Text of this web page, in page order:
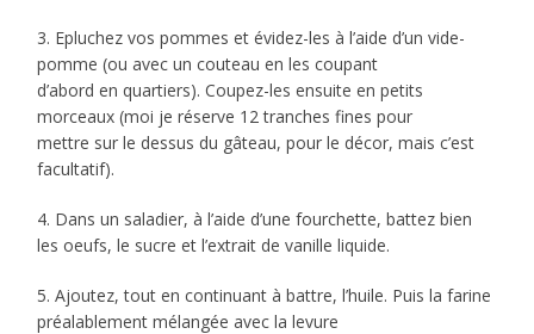
3. Epluchez vos pommes et évidez-les à l’aide d’un vide-
pomme (ou avec un couteau en les coupant
d’abord en quartiers). Coupez-les ensuite en petits
morceaux (moi je réserve 12 tranches fines pour
mettre sur le dessus du gâteau, pour le décor, mais c’est
facultatif).
4. Dans un saladier, à l’aide d’une fourchette, battez bien
les oeufs, le sucre et l’extrait de vanille liquide.
5. Ajoutez, tout en continuant à battre, l’huile. Puis la farine
préalablement mélangée avec la levure